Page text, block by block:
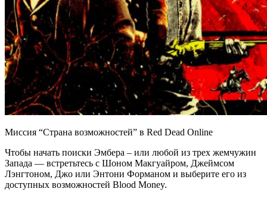
Миссия “Страна возможностей” в Red Dead Online
Чтобы начать поиски Эмбера – или любой из трех жемчужин
Запада — встретьтесь с Шоном Макгуайром, Джеймсом
Лэнгтоном, Джо или Энтони Форманом и выберите его из
доступных возможностей Blood Money.